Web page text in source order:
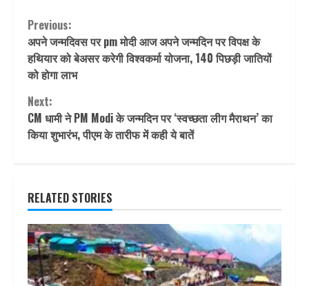
Continue
Reading
Previous:
अपने जन्मदिवस पर pm मोदी आज अपने जन्मदिन पर विपक्ष के
हथियार को बेअसर करेगी विश्वकर्मा योजना, 140 पिछड़ी जातियों
को होगा लाभ
Next:
CM धामी ने PM Modi के जन्मदिन पर ‘स्वच्छता लीग मैराथन’ का
किया शुभारंभ, पीएम के तारीफ में कही ये बातें
RELATED STORIES